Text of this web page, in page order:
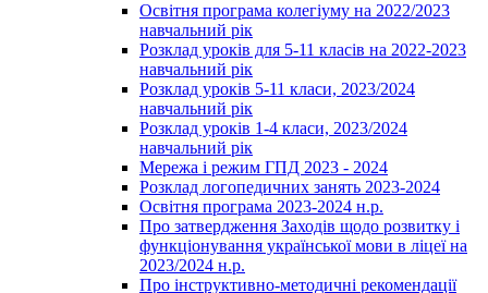
Освітня програма колегіуму на 2022/2023
навчальний рік
Розклад уроків для 5-11 класів на 2022-2023
навчальний рік
Розклад уроків 5-11 класи, 2023/2024
навчальний рік
Розклад уроків 1-4 класи, 2023/2024
навчальний рік
Мережа і режим ГПД 2023 - 2024
Розклад логопедичних занять 2023-2024
Освітня програма 2023-2024 н.р.
Про затвердження Заходів щодо розвитку і
функціонування української мови в ліцеї на
2023/2024 н.р.
Про інструктивно-методичні рекомендації